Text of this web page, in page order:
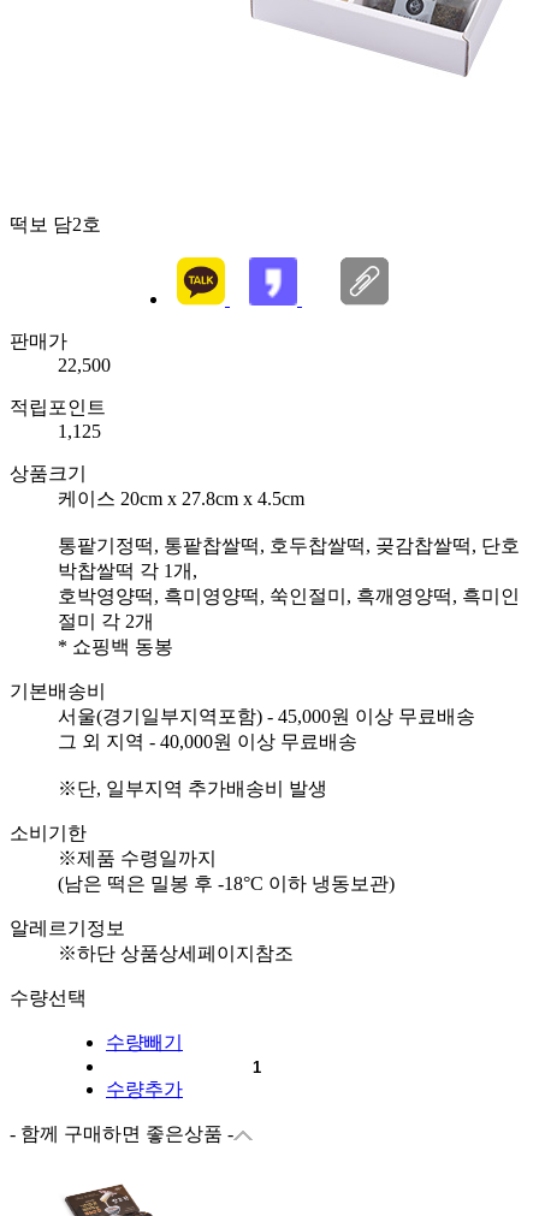
떡보 담2호
판매가
22,500
적립포인트
1,125
상품크기
케이스 20cm x 27.8cm x 4.5cm
통팥기정떡, 통팥찹쌀떡, 호두찹쌀떡, 곶감찹쌀떡, 단호
박찹쌀떡 각 1개,
호박영양떡, 흑미영양떡, 쑥인절미, 흑깨영양떡, 흑미인
절미 각 2개
* 쇼핑백 동봉
기본배송비
서울(경기일부지역포함) - 45,000원 이상 무료배송
그 외 지역 - 40,000원 이상 무료배송
※단, 일부지역 추가배송비 발생
소비기한
※제품 수령일까지
(남은 떡은 밀봉 후 -18°C 이하 냉동보관)
알레르기정보
※하단 상품상세페이지참조
수량선택
수량빼기
수량추가
- 함께 구매하면 좋은상품 -